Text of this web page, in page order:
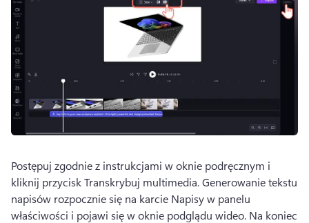
Postępuj zgodnie z instrukcjami w oknie podręcznym i
kliknij przycisk Transkrybuj multimedia. Generowanie tekstu
napisów rozpocznie się na karcie Napisy w panelu
właściwości i pojawi się w oknie podglądu wideo. Na koniec